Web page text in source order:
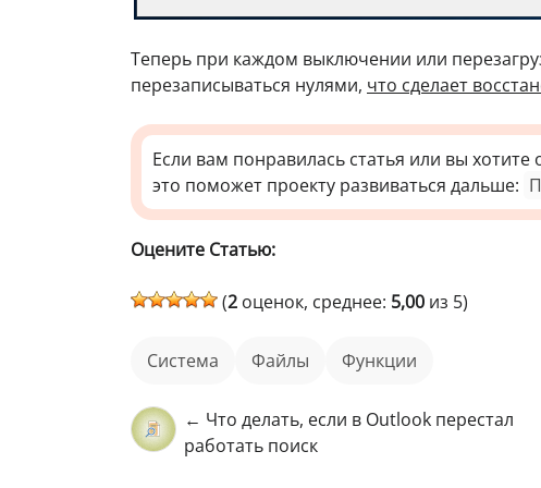
Теперь при каждом выключении или
перезаписываться нулями, что сделает
Если вам понравилась статья или вы
это поможет проекту развиваться дальше:
Оцените Статью:
(2 оценок, среднее: 5,00 из 5)
Система файлы функции
← Что делать, если в Outlook перестал
работать поиск